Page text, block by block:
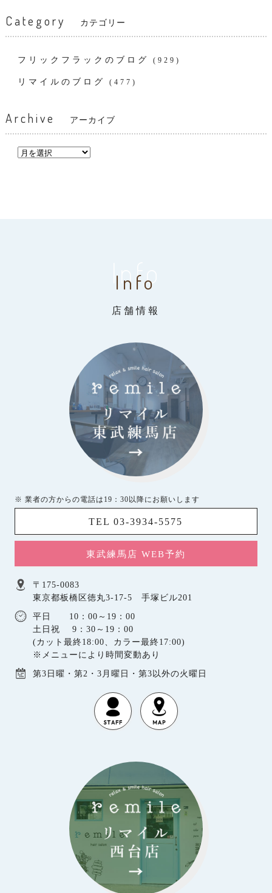
Category カテゴリー
フリックフラックのブログ (929)
リマイルのブログ (477)
Archive アーカイブ
Info
Info
店舗情報
※ 業者の方からの電話は19：30以降にお願いします
TEL 03-3934-5575
東武練馬店 WEB予約
〒175-0083
東京都板橋区徳丸3-17-5 手塚ビル201
平日 10：00～19：00
土日祝 9：30～19：00
(カット最終18:00、カラー最終17:00)
※メニューにより時間変動あり
第3日曜・第2・3月曜日・第3以外の火曜日